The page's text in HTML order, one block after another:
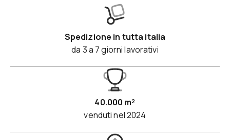
come isolamento sotto pavimento e alternativa
tecnica al vespaio tradizionale.
Spedizione in tutta italia
da 3 a 7 giorni lavorativi
40.000 m²
venduti nel 2024